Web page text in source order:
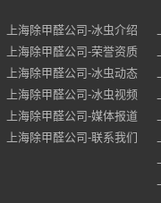
上海除甲醛公司-冰虫介绍
上海除甲醛公司-荣誉资质
上海除甲醛公司-冰虫动态
上海除甲醛公司-冰虫视频
上海除甲醛公司-媒体报道
上海除甲醛公司-联系我们